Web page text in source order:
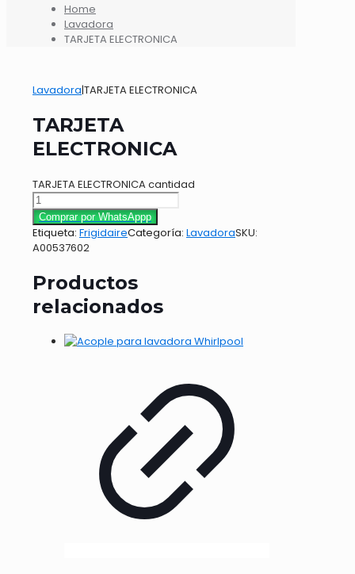
Home
Lavadora
TARJETA ELECTRONICA
Lavadora|TARJETA ELECTRONICA
TARJETA
ELECTRONICA
TARJETA ELECTRONICA cantidad
Comprar por WhatsAppp
Etiqueta: FrigidaireCategoría: LavadoraSKU:
A00537602
Productos
relacionados